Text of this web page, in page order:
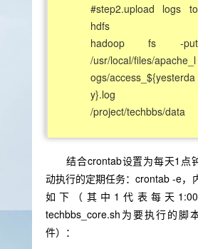
#step2.upload logs to
hdfs
hadoop fs -put
/usr/local/files/apache_l
ogs/access_${yesterda
y}.log
/project/techbbs/data
结合crontab设置为每天1点
动执行的定期任务：crontab -e，
如下（其中1代表每天1:00
techbbs_core.sh为要执行的脚
件）：